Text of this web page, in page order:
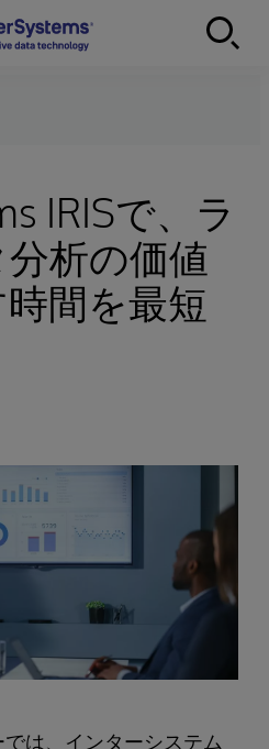
IRISで、ラ
析の価値
間を最短
は、インターシステム